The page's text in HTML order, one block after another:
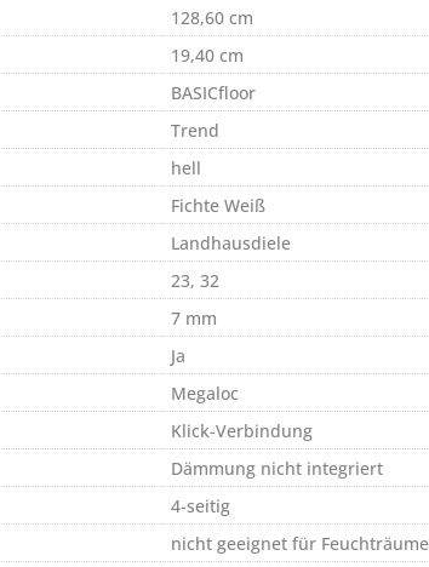
128,60 cm
19,40 cm
BASICfloor
Trend
hell
Fichte Weiß
Landhausdiele
23, 32
7 mm
Ja
Megaloc
Klick-Verbindung
Dämmung nicht integriert
4-seitig
nicht geeignet für Feuchträume